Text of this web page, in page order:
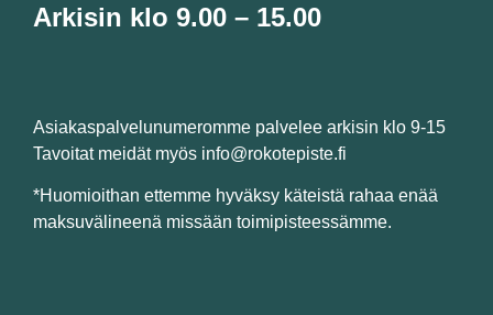
Arkisin klo 9.00 – 15.00
Asiakaspalvelunumeromme palvelee arkisin klo 9-15
Tavoitat meidät myös info@rokotepiste.fi
*Huomioithan ettemme hyväksy käteistä rahaa enää
maksuvälineenä missään toimipisteessämme.